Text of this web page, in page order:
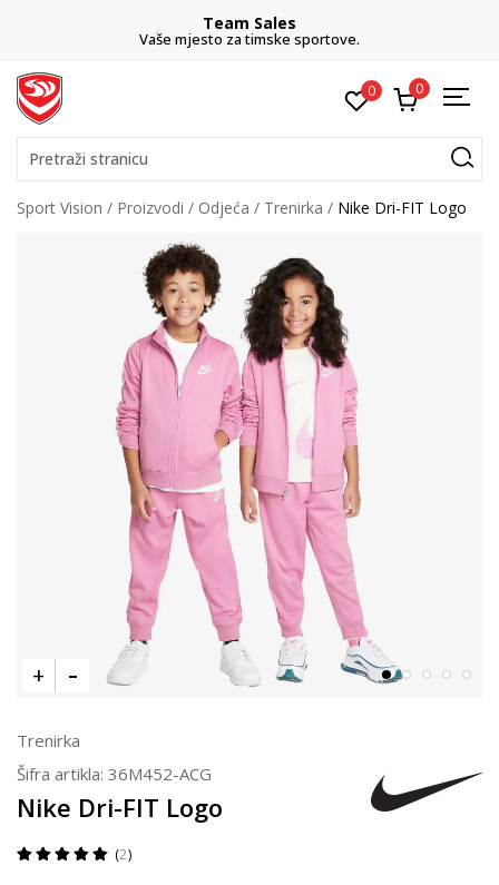
Team Sales
Vaše mjesto za timske sportove.
0 0
Pretraži stranicu
Sport Vision Proizvodi Odjeća Trenirka Nike Dri-FIT Logo
Trenirka
Šifra artikla: 36M452-ACG
Nike Dri-FIT Logo
2